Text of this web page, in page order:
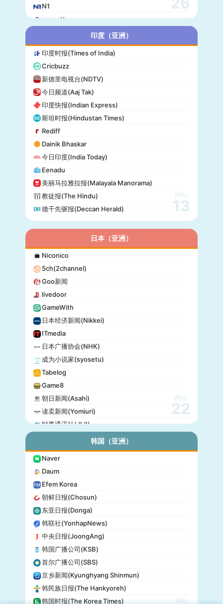
N1
gazzetta
赫尔辛基日报(Helsingin Sanomat)
Origo
爱尔兰时报(Irish Times)
独立报(Independent)
MTV Uutiset
24.hu
晚邮报(Aftenposten)
DirBg
阿罗(Alo!)
政治报(Politiken)
24 Chasa
Fakti
印度（亚洲）
印度时报(Times of India)
Cricbuzz
新德里电视台(NDTV)
今日频道(Aaj Tak)
印度快报(Indian Express)
斯坦时报(Hindustan Times)
Rediff
Dainik Bhaskar
今日印度(India Today)
Eenadu
美丽马拉雅拉报(Malayala Manorama)
教徒报(The Hindu)
德干先驱报(Deccan Herald)
网站
13
日本（亚洲）
Niconico
5ch(2channel)
Goo新闻
livedoor
GameWith
日本经济新闻(Nikkei)
ITmedia
日本广播协会(NHK)
成为小说家(syosetu)
Tabelog
Game8
朝日新闻(Asahi)
读卖新闻(Yomiuri)
时事通讯社(JIJI)
产经新闻(Sankei)
东京放送(TBS)
朝日电视台(TV Asahi)
东京电视台(TV Tokyo)
日本电视台(NTV)
富士电视台(Fuji TV)
日本时报(Japan Times)
网站
22
韩国（亚洲）
Naver
Daum
Efem Korea
朝鲜日报(Chosun)
东亚日报(Donga)
韩联社(YonhapNews)
中央日报(JoongAng)
韩国广播公司(KSB)
首尔广播公司(SBS)
京乡新闻(Kyunghyang Shinmun)
韩民族日报(The Hankyoreh)
韩国时报(The Korea Times)
网站